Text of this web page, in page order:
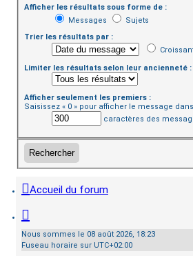
Afficher les résultats sous forme de :
Messages
Sujets
Trier les résultats par :
Limiter les résultats selon leur ancienneté :
Afficher seulement les premiers :
Saisissez « 0 » pour afficher le message
caractères des
Accueil du forum
Nous sommes le 08 août 2026, 18:23
Fuseau horaire sur UTC+02:00